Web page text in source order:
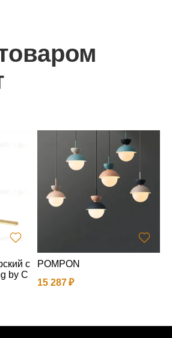
с
by C
POMPON
15 287